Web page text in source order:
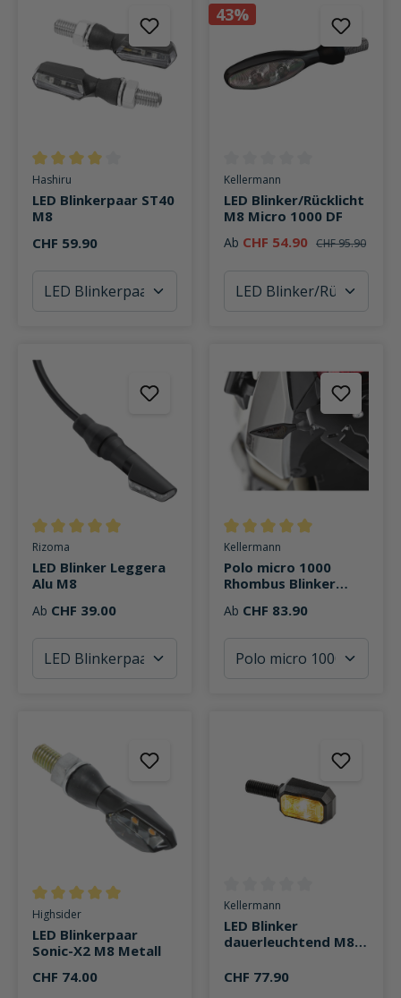
Durchschnittliche Bewertung von 4 von 5 Sternen
Hashiru
LED Blinkerpaar ST40
M8
CHF 59.90
43%
Durchschnittliche Bewertung
Kellermann
LED Blinker/Rücklicht
M8 Micro 1000 DF
Ab CHF 54.90 CHF 95.90
Durchschnittliche Bewertung von 5 von 5 Sternen
Rizoma
LED Blinker Leggera
Alu M8
Ab CHF 39.00
Durchschnittliche Bewertung
Kellermann
Polo micro 1000
Rhombus Blinker
Ab CHF 83.90
Durchschnittliche Bewertung von 5 von 5 Sternen
Highsider
LED Blinkerpaar
Sonic-X2 M8 Metall
CHF 74.00
Durchschnittliche Bewertung
Kellermann
LED Blinker
dauerleuchtend M8
CHF 77.90